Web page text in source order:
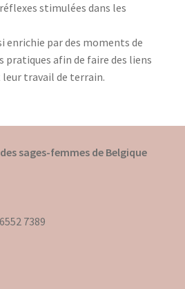
stimulées dans les
enrichie par des moments de
pratiques afin de faire des liens
travail de terrain.
sages-femmes de Belgique
7389